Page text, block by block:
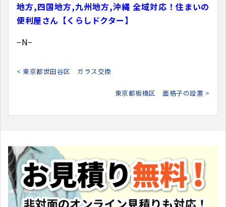
地方,四国地方,九州地方,沖縄 全域対応！住まいの
便利屋さん【くらしドクター】
−N−
< 東京都世田谷区 ガラス交換
東京都板橋区 面格子の設置 >